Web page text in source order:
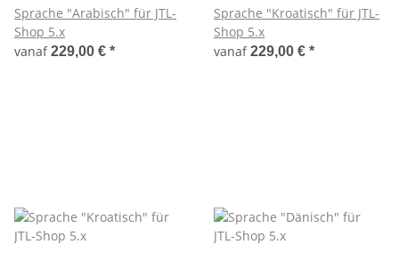
Sprache "Arabisch" für JTL-
Shop 5.x
vanaf229,00 € *
Sprache "Kroatisch" für JTL-
Shop 5.x
vanaf229,00 € *